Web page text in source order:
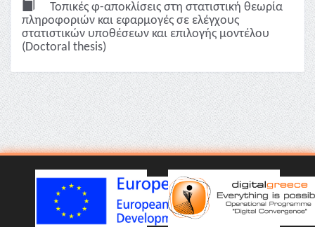
Τοπικές φ-αποκλίσεις στη στατιστική θεωρία
πληροφοριών και εφαρμογές σε ελέγχους
στατιστικών υποθέσεων και επιλογής μοντέλου
(Doctoral thesis)